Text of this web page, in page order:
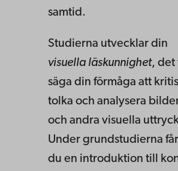
samtid.
Studierna utvecklar din
visuella läskunnighet, det
säga din förmåga att
tolka och analysera
och andra visuella
Under grundstudierna får
du en introduktion till